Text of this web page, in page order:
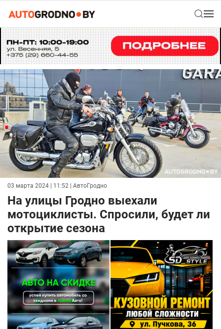
03 марта 2024 | 11:52 | АвтоГродно
На улицы Гродно выехали
мотоциклисты. Спросили, будет ли
открытие сезона